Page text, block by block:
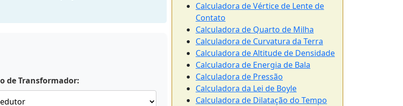
de Transformador:
Calculadora de Vértice de Lente de
Contato
Calculadora de Quarto de Milha
Calculadora de Curvatura da Terra
Calculadora de Altitude de Densidade
Calculadora de Energia de Bala
Calculadora de Pressão
Calculadora da Lei de Boyle
Calculadora de Dilatação do Tempo